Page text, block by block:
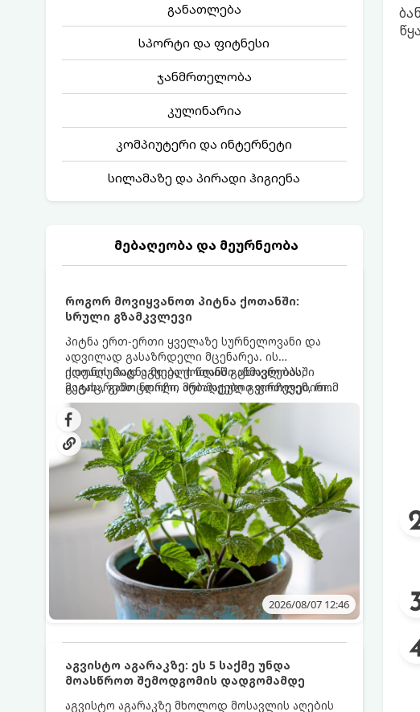
განათლება
სპორტი და ფიტნესი
ჯანმრთელობა
კულინარია
კომპიუტერი და ინტერნეტი
სილამაზე და პირადი ჰიგიენა
მებაღეობა და მეურნეობა
როგორ მოვიყვანოთ პიტნა ქოთანში:
სრული გზამკვლევი
პიტნა ერთ-ერთი ყველაზე სურნელოვანი და
ადვილად გასაზრდელი მცენარეა. ის
იდეალურად ეგუება ქოთანში ცხოვრებას,
მეტიც, გამოცდილი მებაღეები გვირჩევენ, რომ
პიტნა მხოლოდ ქოთანში მოვიყვანოთ, რადგან
ღია გრუნტში (ბაღში) დარგვისას ის ფესვებით
ძალიან სწრაფად ვრცელდება და სხვა
მცენარეებს ავიწროებს.
ქოთნის პიტნა მთელი წლის განმავლობაში
გაგახარებთ ნორჩი, არომატული ფოთლებით
ჩაის, ლიმონათისა თუ კერძებისთვის.
2026/08/07 12:46
აგვისტო აგარაკზე: ეს 5 საქმე უნდა
მოასწროთ შემოდგომის დადგომამდე
აგვისტო აგარაკზე მხოლოდ მოსავლის აღების